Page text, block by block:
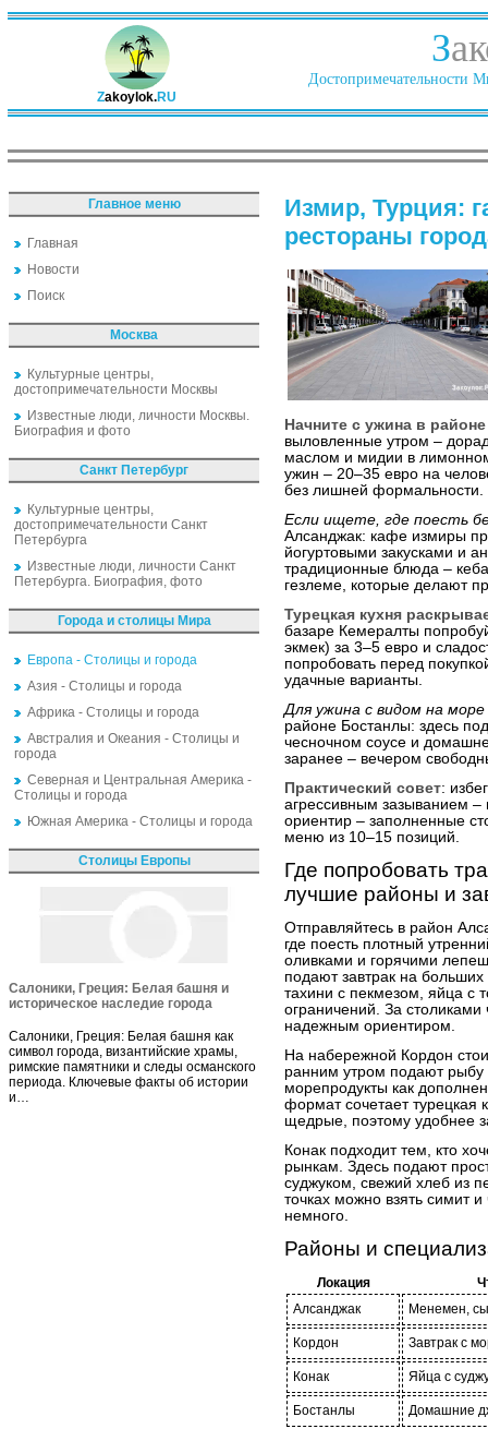
Zakoylok.RU
З
Достопримечательности
Главное меню
Главная
Новости
Поиск
Москва
Культурные центры,
достопримечательности Москвы
Известные люди, личности Москвы.
Биография и фото
Санкт Петербург
Культурные центры,
достопримечательности Санкт
Петербурга
Известные люди, личности Санкт
Петербурга. Биография, фото
Города и столицы Мира
Европа - Столицы и города
Азия - Столицы и города
Африка - Столицы и города
Австралия и Океания - Столицы и
города
Северная и Центральная Америка -
Столицы и города
Южная Америка - Столицы и города
Столицы Европы
Салоники, Греция: Белая башня и
историческое наследие города
Салоники, Греция: Белая башня как
символ города, византийские храмы,
римские памятники и следы османского
периода. Ключевые факты об истории
и…
Измир, Турция:
рестораны
Начните с ужина в
выловленные утром –
маслом и мидии в
ужин – 20–35 евро на
без лишней формальности.
Если ищете, где поесть
Алсанджак: кафе измиры
йогуртовыми закусками и
традиционные блюда –
гезлеме, которые делают
Турецкая кухня
базаре Кемералты
экмек) за 3–5 евро и
попробовать перед
удачные варианты.
Для ужина с видом на море
районе Бостанлы: здесь
чесночном соусе и
заранее – вечером
Практический совет:
агрессивным зазыванием –
ориентир – заполненные
меню из 10–15 позиций.
Где попробовать
лучшие районы и
Отправляйтесь в район
где поесть плотный
оливками и горячими
подают завтрак на
тахини с пекмезом, яйца с
ограничений. За столиками
надежным ориентиром.
На набережной Кордон
ранним утром подают рыбу
морепродукты как
формат сочетает
щедрые, поэтому удобнее
Конак подходит тем, кто
рынкам. Здесь подают
суджуком, свежий хлеб из
точках можно взять симит
немного.
Районы и
Локация
Алсанджак
Менемен,
Кордон Завтрак с
Конак Яйца с
Бостанлы Домашние